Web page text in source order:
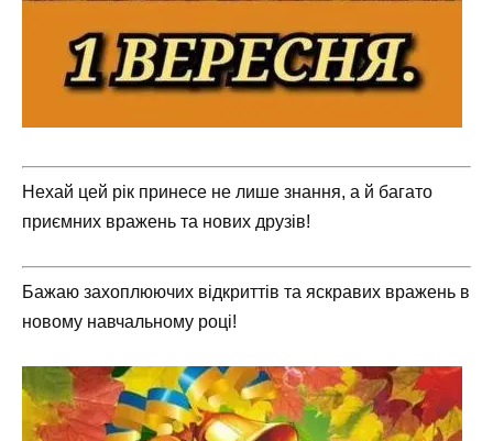
Нехай цей рік принесе не лише знання, а й багато
приємних вражень та нових друзів!
Бажаю захоплюючих відкриттів та яскравих вражень в
новому навчальному році!